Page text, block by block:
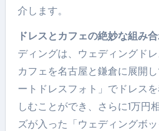
介します。
ドレスとカフェの絶妙な組み
ディングは、ウェディングド
カフェを名古屋と鎌倉に展開
ートドレスフォト」でドレス
しむことができ、さらに1万円
ズが入った「ウェディングボ